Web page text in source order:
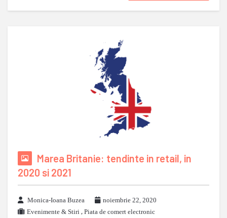
Marea Britanie: tendinte in retail, in
2020 si 2021
Monica-Ioana Buzea
noiembrie 22, 2020
Evenimente & Stiri , Piata de comert electronic